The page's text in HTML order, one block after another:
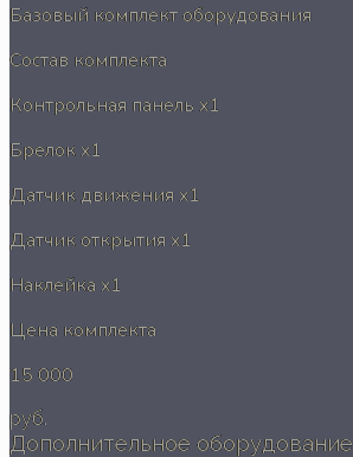
Базовый комплект оборудования
Состав комплекта
Контрольная панель x1
Брелокx1
Датчик движения x1
Датчик открытия x1
Наклейка x1
Цена комплекта
15 000
руб.
Дополнительное оборудование